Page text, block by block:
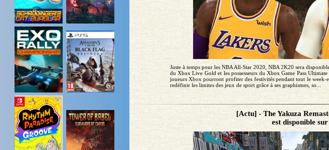
Juste à temps pour les NBA All-Star 2020, NBA 2K20 sera
du Xbox Live Gold et les possesseurs du Xbox Game Pass
joueurs Xbox pourront profiter des festivités pendant tout le
redéfinir les limites des jeux de sport grâce à ses graphismes, so...
[Actu] - The Yakuza
est disponible sur